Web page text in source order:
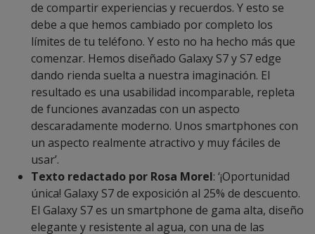
de compartir experiencias y recuerdos. Y esto se
debe a que hemos cambiado por completo los
límites de tu teléfono. Y esto no ha hecho más que
comenzar. Hemos diseñado Galaxy S7 y S7 edge
dando rienda suelta a nuestra imaginación. El
resultado es una usabilidad incomparable, repleta
de funciones avanzadas con un aspecto
descaradamente moderno. Unos smartphones con
un aspecto realmente atractivo y muy fáciles de
usar’.
Texto redactado por Rosa Morel: ‘¡Oportunidad
única! Galaxy S7 de exposición al 25% de descuento.
El Galaxy S7 es un smartphone de gama alta, diseño
elegante y resistente al agua, con una de las